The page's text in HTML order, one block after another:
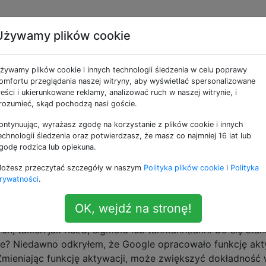
jako activation-
wyjściowej w zależności od potrzebnych danych
aktywacji, które znam. Na przykład wybieram funkcję
z prawdopodobieństwami, ReLU, gdy mam do
gdy mam do czynienia z wartościami ogólnymi. W
math
funkcje aktywacyjne?
takich jak ReLU, sigmoid lub tanhtanh\tanh. Co się
Niedawno odkryłem, że Google opracowało funkcję
funkcję aktywacji, może zwiększyć dokładność
plików cookie
plików cookie i innych technologii śledzenia w celu poprawy
przeglądania naszej witryny, aby wyświetlać spersonalizowane
i ukierunkowane reklamy, analizować ruch w naszej witrynie, i
skąd pochodzą nasi goście.
wyrażasz zgodę na korzystanie z plików cookie i innych
śledzenia oraz potwierdzasz, że masz co najmniej 16 lat lub
rodzica lub opiekuna.
przeczytać szczegóły w naszym Polityka plików cookie i Polityka
.
OK, wejdź na stronę!